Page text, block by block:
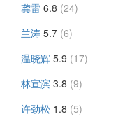
龚雷 6.8 (24)
兰涛 5.7 (6)
温晓辉 5.9 (17)
林宣滨 3.8 (9)
许劲松 1.8 (5)